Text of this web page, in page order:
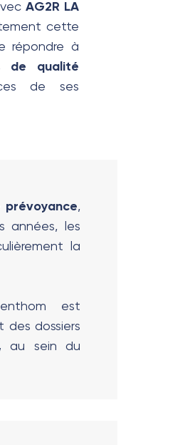
AG2R LA
cette
répondre à
de qualité
de ses
prévoyance,
années, les
la
est
des dossiers
au sein du